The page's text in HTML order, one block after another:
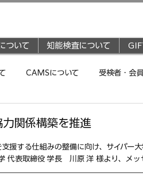
ついて 知能検査について
CAMSについて 受検者・会
力関係構築を推進
援する仕組みの整備に向け、サイバー
代表取締役 学長　川原 洋 様より、メッ